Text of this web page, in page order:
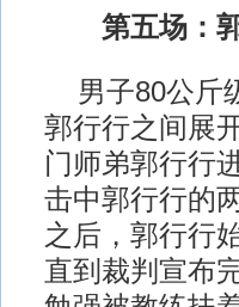
第五场：
男子80公斤
郭行行之间展
门师弟郭行行
击中郭行行的
之后，郭行行
直到裁判宣布